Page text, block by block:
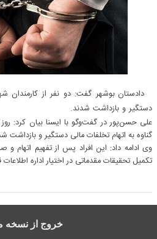
دادستان بوشهر گفت: دو نفر از کارمندان
دستگیر و بازداشت شدند.
علی حسن‌پور در گفت‌وگو با ایسنا بیان کرد:
گناوه به اتهام تخلفات مالی دستگیر و بازداشت
وی ادامه داد: این افراد پس از تفهیم اتهام
تکمیل تحقیقات مقدماتی در اختیار اداره اطلاعات
خروج از نسخه